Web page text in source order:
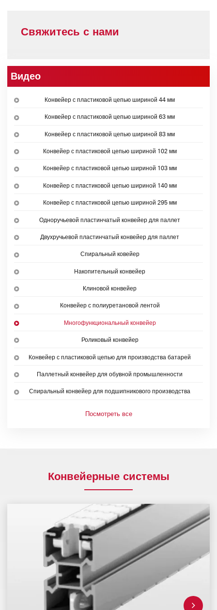
Свяжитесь с нами
Видео
Конвейер с пластиковой цепью шириной 44 мм
Конвейер с пластиковой цепью шириной 63 мм
Конвейер с пластиковой цепью шириной 83 мм
Конвейер с пластиковой цепью шириной 102 мм
Конвейер с пластиковой цепью шириной 103 мм
Конвейер с пластиковой цепью шириной 140 мм
Конвейер с пластиковой цепью шириной 295 мм
Одноручьевой пластинчатый конвейер для паллет
Двухручьевой пластинчатый конвейер для паллет
Спиральный ковейер
Накопительный конвейер
Клиновой конвейер
Конвейер с полиуретановой лентой
Многофункциональный конвейер
Роликовый конвейер
Конвейер с пластиковой цепью для производства батарей
Паллетный конвейер для обувной промышленности
Спиральный конвейер для подшипникового производства
Посмотреть все
Конвейерные системы